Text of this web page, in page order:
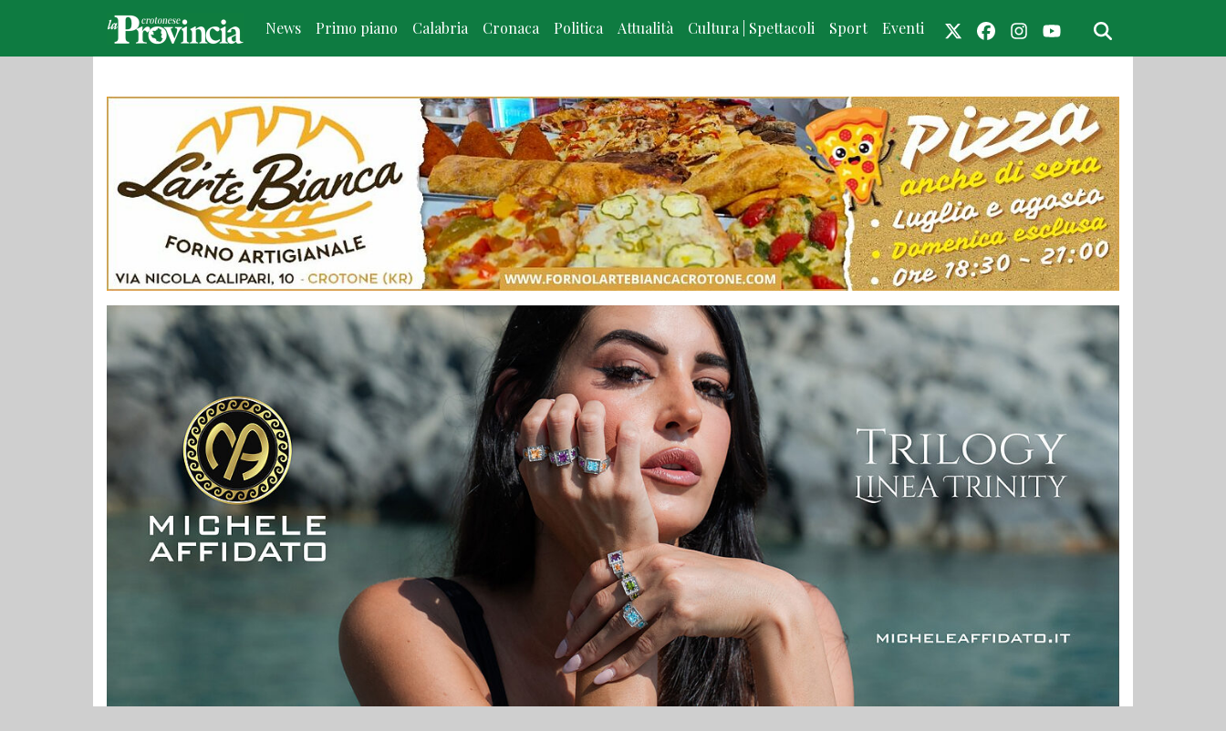
News Primo piano Calabria Cronaca Politica Attualità Cultura | Spettacoli Sport Eventi